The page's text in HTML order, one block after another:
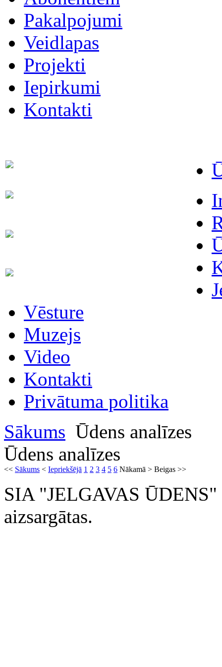
Pakalpojumi
Veidlapas
Projekti
Iepirkumi
Kontakti
63021091
63022886
63023575
Vēsture
Muzejs
Video
Kontakti
Privātuma politika
Sākums Ūdens analīzes
Ūdens analīzes
<< Sākums < Iepriekšējā 1 2 3 4 5 6 Nākamā > Beigas >>
SIA "JELGAVAS ŪDENS"
aizsargātas.